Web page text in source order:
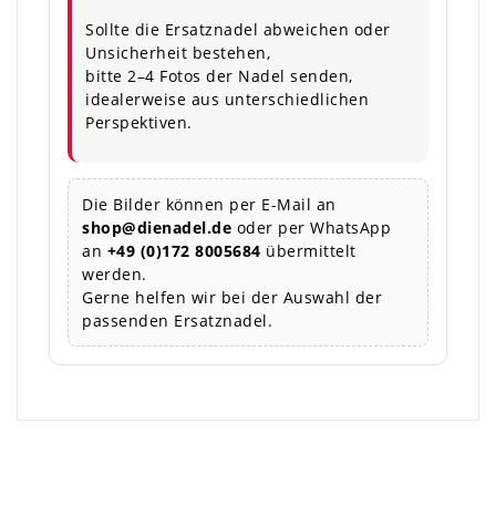
Sollte die Ersatznadel abweichen oder
Unsicherheit bestehen,
bitte 2–4 Fotos der Nadel senden,
idealerweise aus unterschiedlichen
Perspektiven.
Die Bilder können per E-Mail an
shop@dienadel.de oder per WhatsApp
an +49 (0)172 8005684 übermittelt
werden.
Gerne helfen wir bei der Auswahl der
passenden Ersatznadel.